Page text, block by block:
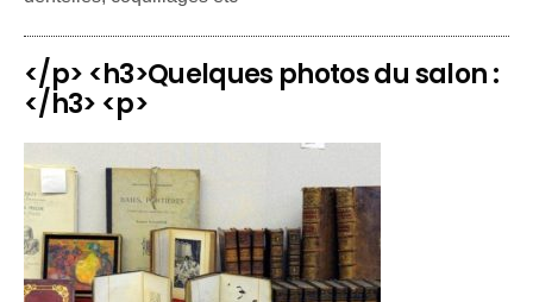
</p> <h3>Quelques photos du salon :
</h3> <p>